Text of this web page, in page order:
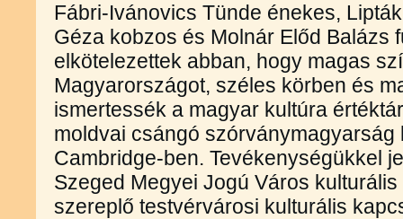
Fábri-Ivánovics Tünde énekes,
Géza kobzos és Molnár Előd Balázs
elkötelezettek abban, hogy magas
Magyarországot, széles körben és
ismertessék a magyar kultúra
moldvai csángó
Cambridge-ben. Tevékenységükkel
Szeged Megyei Jogú Város
szereplő testvérvárosi kulturális